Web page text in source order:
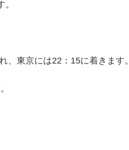
、東京には22：15に着きます。